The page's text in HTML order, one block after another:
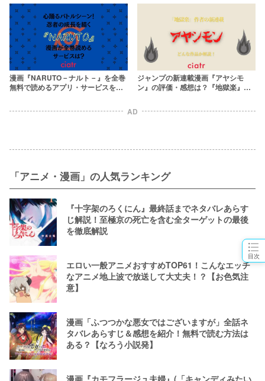
目次
漫画『NARUTO－ナルト－』を全巻
無料で読めるアプリ・サービスを調
ジャンプの新連載漫画『アヤシモ
ン』の評価・感想は？『地獄楽』の
AD
「アニメ・漫画」の人気ランキング
『十字架のろくにん』最終話までネタバレあらす
じ解説！至極京の死亡を含む全ターゲットの最後
を徹底解説
エロい一般アニメおすすめTOP61！こんなエッチ
なアニメ地上波で放送して大丈夫！？【お色気注
意】
漫画「ふつつかな悪女ではございますが」全話ネ
タバレあらすじ＆感想を紹介！無料で読む方法は
ある？【なろう小説発】